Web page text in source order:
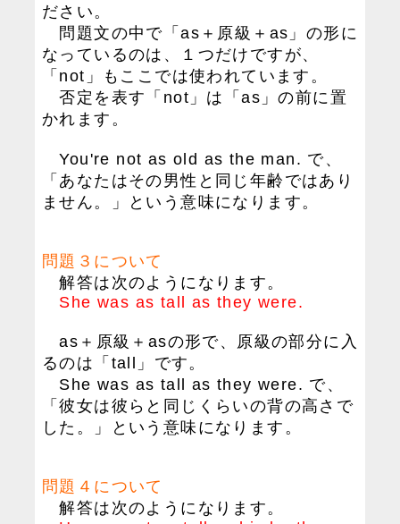
ださい。
問題文の中で「as＋原級＋as」の形に
なっているのは、１つだけですが、
「not」もここでは使われています。
否定を表す「not」は「as」の前に置
かれます。
You're not as old as the man. で、
「あなたはその男性と同じ年齢ではあり
ません。」という意味になります。
問題３について
解答は次のようになります。
She was as tall as they were.
as＋原級＋asの形で、原級の部分に入
るのは「tall」です。
She was as tall as they were. で、
「彼女は彼らと同じくらいの背の高さで
した。」という意味になります。
問題４について
解答は次のようになります。